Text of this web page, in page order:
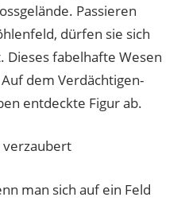
Passieren
dürfen sie sich
fabelhafte Wesen
dem Verdächtigen-
entdeckte Figur ab.
man sich auf ein Feld